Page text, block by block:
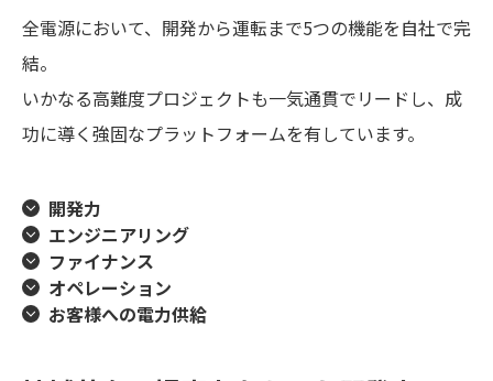
全電源において、開発から運転まで5つの機能を自社で完
結。
いかなる高難度プロジェクトも一気通貫でリードし、成
功に導く強固なプラットフォームを有しています。
開発力
エンジニアリング
ファイナンス
オペレーション
お客様への電力供給